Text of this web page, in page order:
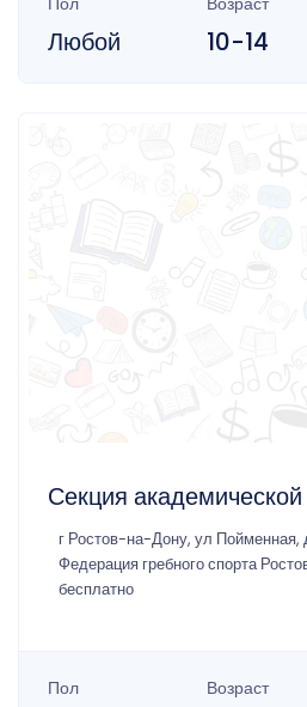
Любой 10-14
Секция академической
г Ростов-на-Дону, ул Пойменная,
Федерация гребного спорта
бесплатно
Пол Возраст